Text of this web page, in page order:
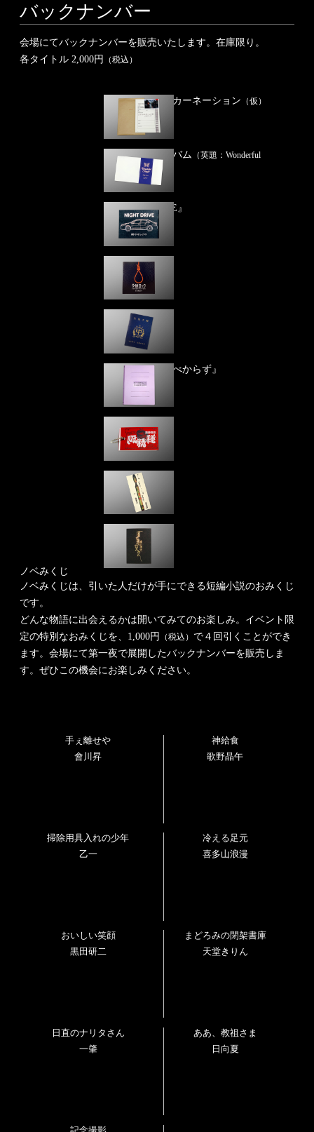
バックナンバー
会場にてバックナンバーを販売いたします。 在庫限り。
各タイトル 2,000円 （税込）
『フミキリインカーネーション （仮）
projectsa.net』
amphibian
『思い出のアルバム （英題：Wonderful
Tonight）
』
歌野晶午
『NIGHT DRIVE』
織守きょうや
『９億ロック』
清涼院流水
『田淵さん』
瀬戸口廉也
『その村、
診るべからず』
津田彷徨
西澤保彦
『こけし奇譚』
『珈琲豆虫』
渡辺浩弐
ノベみくじ
ノベみくじは、引いた人だけが手にできる短編小説のおみくじ
です。
どんな物語に出会えるかは開いてみてのお楽しみ。 イベント限
定の特別なおみくじを、1,000円
（税込） で４回引くことができ
ます。 会場にて第一夜で展開したバックナンバーを販売しま
す。ぜひこの機会にお楽しみください。
手ぇ離せや
會川昇
神給食
歌野晶午
掃除用具入れの少年
乙一
冷える足元
喜多山浪漫
おいしい笑顔
黒田研二
まどろみの閉架書庫
天堂きりん
日直のナリタさん
一肇
ああ、教祖さま
日向夏